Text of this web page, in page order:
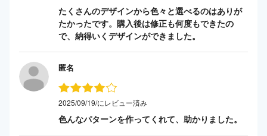
たくさんのデザインから色々と選べるのはありが
たかったです。購入後は修正も何度もできたの
で、納得いくデザインができました。
匿名
2025/09/19/にレビュー済み
色んなパターンを作ってくれて、助かりました。